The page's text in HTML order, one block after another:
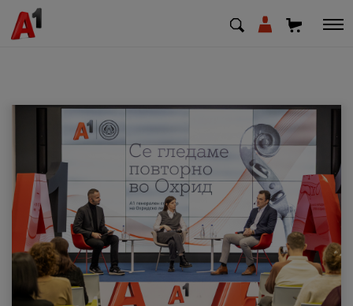
МК SQ
Приватни Деловни
Поддршка